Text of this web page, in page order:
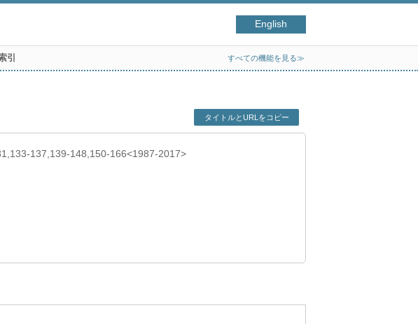
English
引 すべての機能を見る≫
タイトルとURLをコピー
137,139-148,150-166<1987-2017>